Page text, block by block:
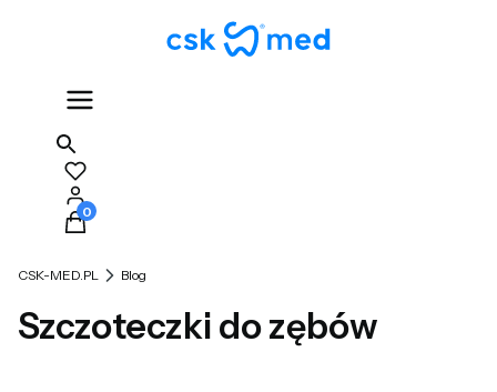
Produkty w koszyku: 0. Zobacz szczegóły
CSK-MED.PL Blog
Szczoteczki do zębów